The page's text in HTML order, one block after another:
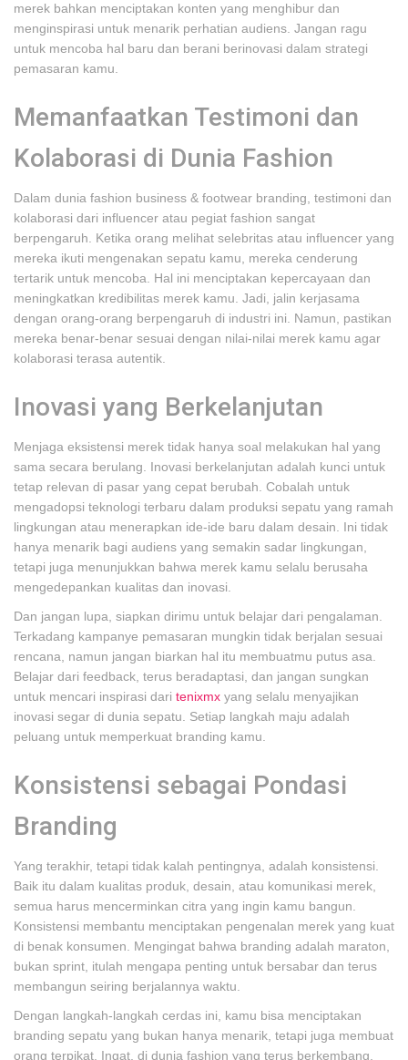
merek bahkan menciptakan konten yang menghibur dan
menginspirasi untuk menarik perhatian audiens. Jangan ragu
untuk mencoba hal baru dan berani berinovasi dalam strategi
pemasaran kamu.
Memanfaatkan Testimoni dan
Kolaborasi di Dunia Fashion
Dalam dunia fashion business & footwear branding, testimoni dan
kolaborasi dari influencer atau pegiat fashion sangat
berpengaruh. Ketika orang melihat selebritas atau influencer yang
mereka ikuti mengenakan sepatu kamu, mereka cenderung
tertarik untuk mencoba. Hal ini menciptakan kepercayaan dan
meningkatkan kredibilitas merek kamu. Jadi, jalin kerjasama
dengan orang-orang berpengaruh di industri ini. Namun, pastikan
mereka benar-benar sesuai dengan nilai-nilai merek kamu agar
kolaborasi terasa autentik.
Inovasi yang Berkelanjutan
Menjaga eksistensi merek tidak hanya soal melakukan hal yang
sama secara berulang. Inovasi berkelanjutan adalah kunci untuk
tetap relevan di pasar yang cepat berubah. Cobalah untuk
mengadopsi teknologi terbaru dalam produksi sepatu yang ramah
lingkungan atau menerapkan ide-ide baru dalam desain. Ini tidak
hanya menarik bagi audiens yang semakin sadar lingkungan,
tetapi juga menunjukkan bahwa merek kamu selalu berusaha
mengedepankan kualitas dan inovasi.
Dan jangan lupa, siapkan dirimu untuk belajar dari pengalaman.
Terkadang kampanye pemasaran mungkin tidak berjalan sesuai
rencana, namun jangan biarkan hal itu membuatmu putus asa.
Belajar dari feedback, terus beradaptasi, dan jangan sungkan
untuk mencari inspirasi dari tenixmx yang selalu menyajikan
inovasi segar di dunia sepatu. Setiap langkah maju adalah
peluang untuk memperkuat branding kamu.
Konsistensi sebagai Pondasi
Branding
Yang terakhir, tetapi tidak kalah pentingnya, adalah konsistensi.
Baik itu dalam kualitas produk, desain, atau komunikasi merek,
semua harus mencerminkan citra yang ingin kamu bangun.
Konsistensi membantu menciptakan pengenalan merek yang kuat
di benak konsumen. Mengingat bahwa branding adalah maraton,
bukan sprint, itulah mengapa penting untuk bersabar dan terus
membangun seiring berjalannya waktu.
Dengan langkah-langkah cerdas ini, kamu bisa menciptakan
branding sepatu yang bukan hanya menarik, tetapi juga membuat
orang terpikat. Ingat, di dunia fashion yang terus berkembang,